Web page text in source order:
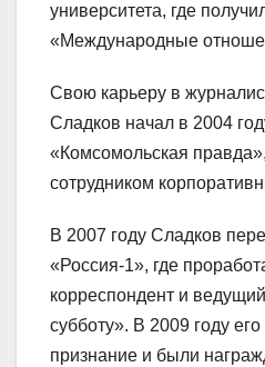
университета, где
«Международные
Свою карьеру в
Сладков начал в 2004
«Комсомольская
сотрудником
В 2007 году Сладков
«Россия-1», где
корреспондент и
субботу». В 2009 году
признание и были